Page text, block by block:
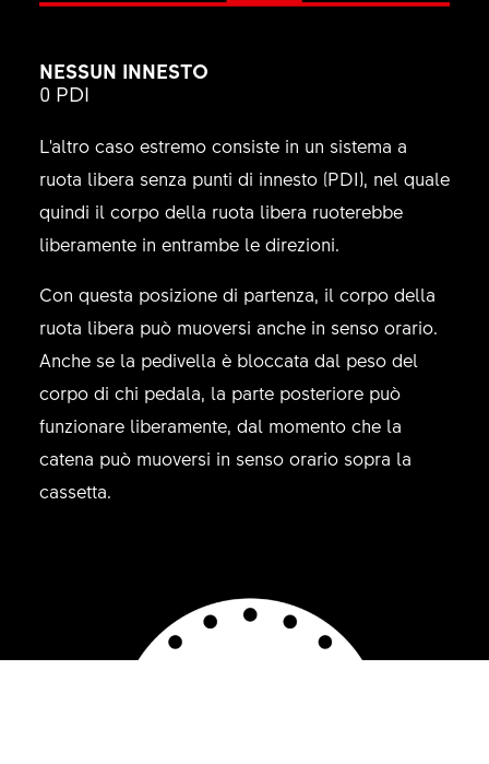
NESSUN INNESTO
0 PDI
L'altro caso estremo consiste in un sistema a
ruota libera senza punti di innesto (PDI), nel quale
quindi il corpo della ruota libera ruoterebbe
liberamente in entrambe le direzioni.
Con questa posizione di partenza, il corpo della
ruota libera può muoversi anche in senso orario.
Anche se la pedivella è bloccata dal peso del
corpo di chi pedala, la parte posteriore può
funzionare liberamente, dal momento che la
catena può muoversi in senso orario sopra la
cassetta.